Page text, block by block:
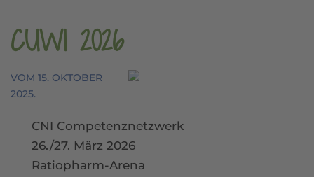
CUWI 2026
VOM 15. OKTOBER
2025.
CNI Competenznetzwerk
26./27. März 2026
Ratiopharm-Arena